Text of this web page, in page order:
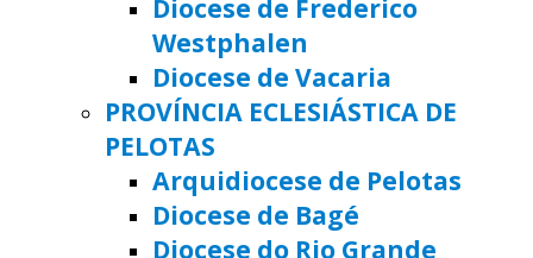
Diocese de Frederico
Westphalen
Diocese de Vacaria
PROVÍNCIA ECLESIÁSTICA DE
PELOTAS
Arquidiocese de Pelotas
Diocese de Bagé
Diocese do Rio Grande